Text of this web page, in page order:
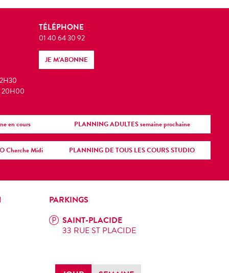
20H00
TÉLÉPHONE
01 40 64 30 92
JE M'ABONNE
en cours PLANNING ADULTES semaine prochaine
Cherche Midi PLANNING DE TOUS LES COURS STUDIO
PARKINGS
SAINT-PLACIDE
33 RUE ST PLACIDE